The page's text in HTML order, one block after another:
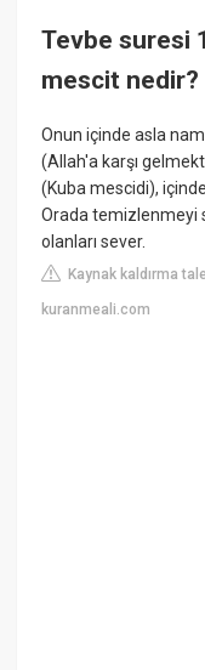
Tevbe suresi
mescit nedir?
Onun içinde asla
(Allah'a karşı
(Kuba mescidi),
Orada temizlenmeyi
olanları sever.
Kaynak kaldırma
kuranmeali.com